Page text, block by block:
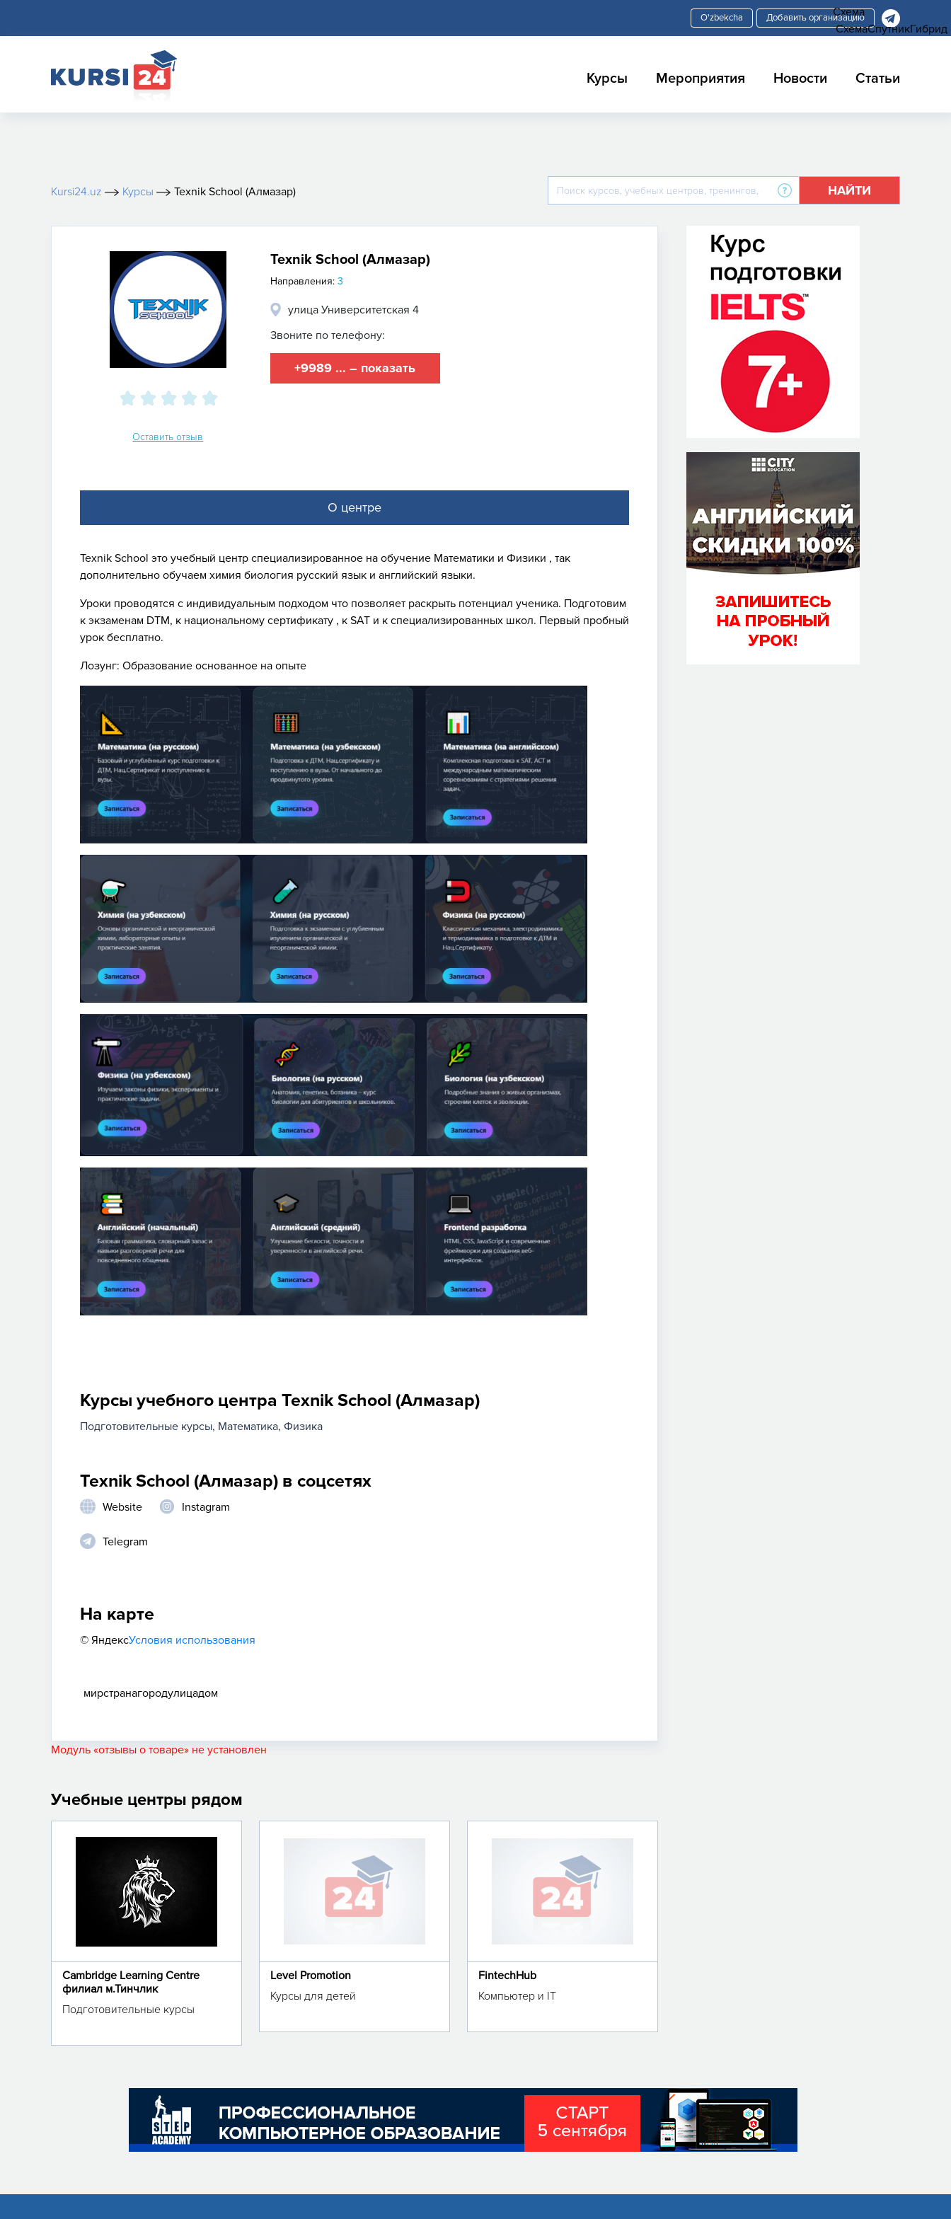
Добавить организацию
Курсы Мероприятия Новости Статьи
Kursi24.uz Курсы Texnik School (Алмазар) НАЙТИ
Оставить отзыв
Texnik School (Алмазар)
Направления: 3
улица Университетская 4
Звоните по телефону:
+9989 ... – показать
О центре
Texnik School это учебный центр специализированное на обучение Математики и Физики , так
дополнительно обучаем химия биология русский язык и английский языки.
Уроки проводятся с индивидуальным подходом что позволяет раскрыть потенциал ученика. Подготовим
к экзаменам DTM, к национальному сертификату , к SAT и к специализированных школ. Первый пробный
урок бесплатно.
Лозунг: Образование основанное на опыте
Курсы учебного центра Texnik School (Алмазар)
Подготовительные курсы Математика Физика
Texnik School (Алмазар) в соцсетях
Website Instagram
Telegram
На карте
© ЯндексУсловия использования
Схема
СхемаСпутникГибрид
мирстранагородулицадом
Модуль «отзывы о товаре» не установлен
Учебные центры рядом
Cambridge Learning Centre
филиал м.Тинчлик
Подготовительные курсы
Level Promotion
Курсы для детей
FintechHub
Компьютер и IT